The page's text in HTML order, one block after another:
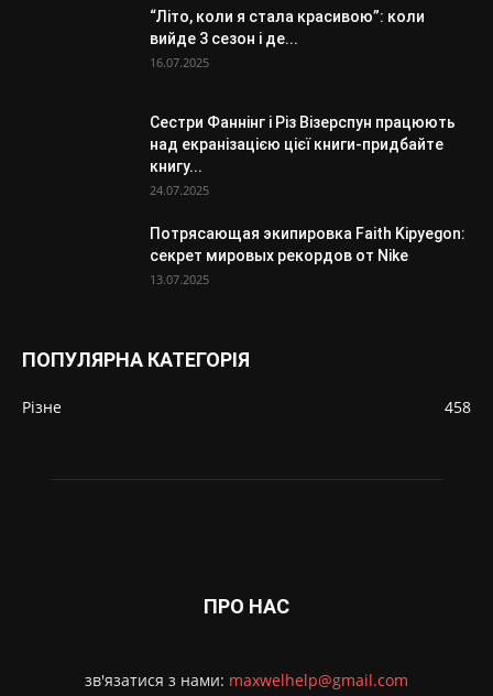
“Літо, коли я стала красивою”: коли
вийде 3 сезон і де...
16.07.2025
Сестри Фаннінг і Різ Візерспун працюють
над екранізацією цієї книги-придбайте
книгу...
24.07.2025
Потрясающая экипировка Faith Kipyegon:
секрет мировых рекордов от Nike
13.07.2025
ПОПУЛЯРНА КАТЕГОРІЯ
Різне 458
ПРО НАС
зв'язатися з нами: maxwelhelp@gmail.com